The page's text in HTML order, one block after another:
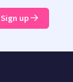
Sign up